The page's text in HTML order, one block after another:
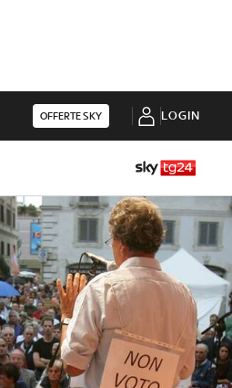
OFFERTE SKY LOGIN